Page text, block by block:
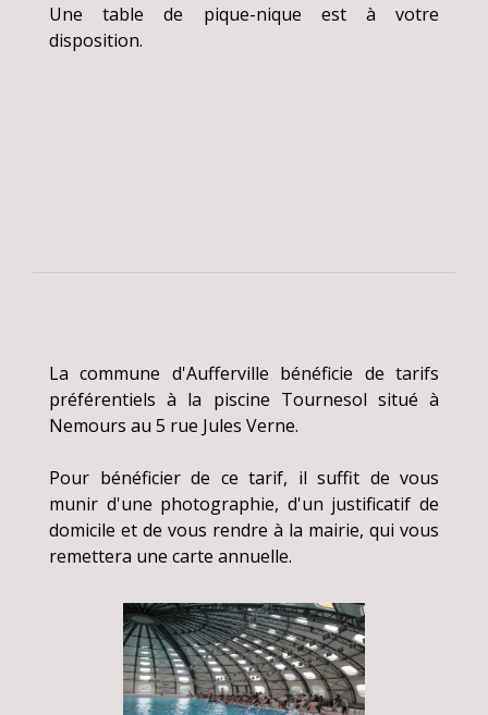
Une table de pique-nique est à votre
disposition.
La commune d'Aufferville bénéficie de tarifs
préférentiels à la piscine Tournesol situé à
Nemours au 5 rue Jules Verne.
Pour bénéficier de ce tarif, il suffit de vous
munir d'une photographie, d'un justificatif de
domicile et de vous rendre à la mairie, qui vous
remettera une carte annuelle.